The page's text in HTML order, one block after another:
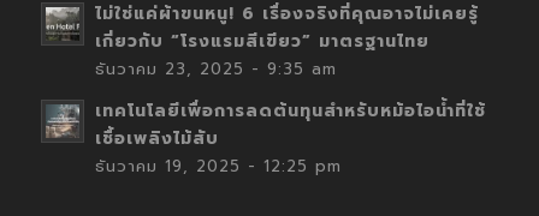
ไม่ใช่แค่ผ้าขนหนู! 6 เรื่องจริงที่คุณอาจไม่เคยรู้
เกี่ยวกับ “โรงแรมสีเขียว” มาตรฐานไทย
ธันวาคม 23, 2025 - 9:35 am
เทคโนโลยีเพื่อการลดต้นทุนสำหรับหม้อไอน้ำที่ใช้
เชื้อเพลิงไม้สับ
ธันวาคม 19, 2025 - 12:25 pm